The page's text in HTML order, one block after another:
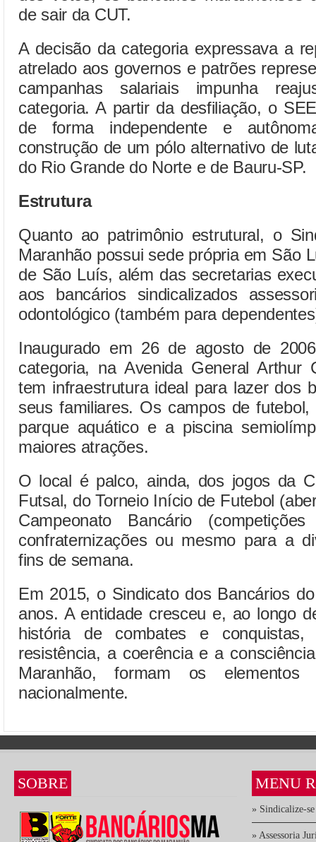
de sair da CUT.
A decisão da categoria expressava a
atrelado aos governos e patrões
campanhas salariais impunha
categoria. A partir da desfiliação, o
de forma independente e
construção de um pólo alternativo de
do Rio Grande do Norte e de Bauru-SP.
Estrutura
Quanto ao patrimônio estrutural, o
Maranhão possui sede própria em São
de São Luís, além das secretarias
aos bancários sindicalizados
odontológico (também para
Inaugurado em 26 de agosto de
categoria, na Avenida General Arthur
tem infraestrutura ideal para lazer dos
seus familiares. Os campos de
parque aquático e a piscina
maiores atrações.
O local é palco, ainda, dos jogos da
Futsal, do Torneio Início de Futebol
Campeonato Bancário
confraternizações ou mesmo para a
fins de semana.
Em 2015, o Sindicato dos Bancários
anos. A entidade cresceu e, ao longo
história de combates e
resistência, a coerência e a
Maranhão, formam os elementos
nacionalmente.
SOBRE MENU
» Sindicalize-se
» Assessoria